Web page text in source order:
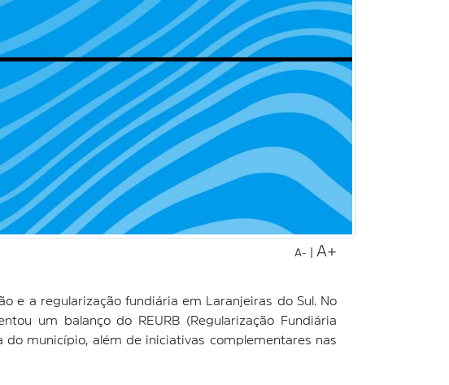
A- A+
e a regularização fundiária em Laranjeiras do Sul. No
um balanço do REURB (Regularização Fundiária
município, além de iniciativas complementares nas